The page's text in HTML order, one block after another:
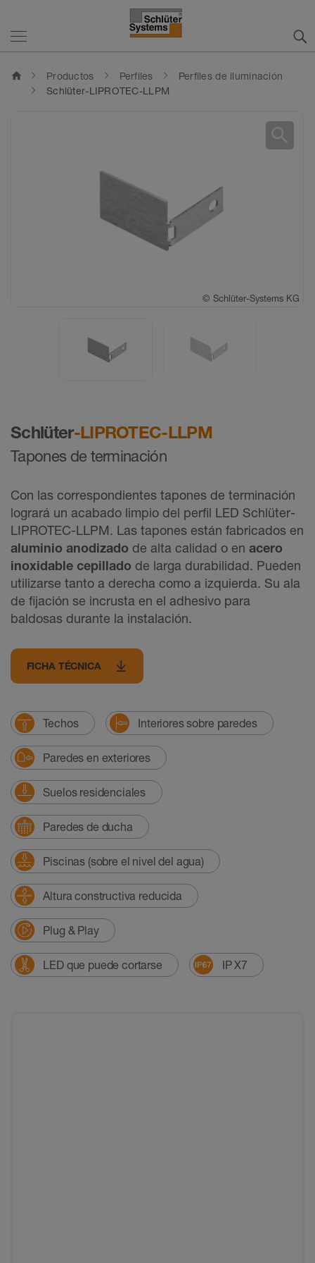
home Productos Perfiles
Perfiles de iluminación
Schlüter-LIPROTEC-LLPM
Schlüter-LIPROTEC-LLPM
Tapones de terminación
Con las correspondientes tapones de terminación
logrará un acabado limpio del perfil LED Schlüter-
LIPROTEC-LLPM. Las tapones están fabricados en
aluminio anodizado de alta calidad o en acero
inoxidable cepillado de larga durabilidad. Pueden
utilizarse tanto a derecha como a izquierda. Su ala
de fijación se incrusta en el adhesivo para
baldosas durante la instalación.
FICHA TÉCNICA
Techos Interiores sobre paredes
Paredes en exteriores
Suelos residenciales
Paredes de ducha
Piscinas (sobre el nivel del agua)
Altura constructiva reducida
Plug & Play
LED que puede cortarse IP X7
© Schlüter-Systems KG
© Schlüter-Systems KG